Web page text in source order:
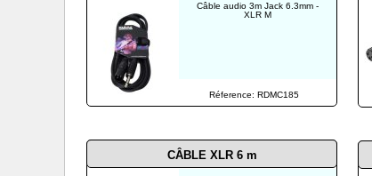
CÂBLE XLR 6 m
Réference: RDMC185
Câble audio 3m Jack 6.3mm -
XLR M